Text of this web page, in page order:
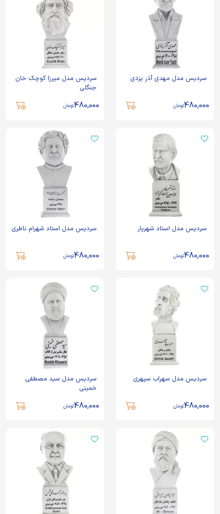
سردیس مدل مهدی آذر یزدی
480,000تومان
سردیس مدل میرزا کوچک خان
جنگلی
480,000تومان
سردیس مدل استاد شهریار
480,000تومان
سردیس مدل استاد شهرام ناظری
480,000تومان
سردیس مدل سهراب سپهری
480,000تومان
سردیس مدل سید مصطفی
خمینی
480,000تومان